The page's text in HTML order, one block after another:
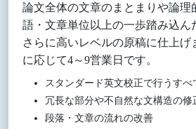
論文全体の文章のまとまりや論理
語・文章単位以上の一歩踏み込ん
さらに高いレベルの原稿に仕上げ
に応じて4～9営業日です。
スタンダード英文校正で行うす
冗長な部分や不自然な文構造の修
段落・文章の流れの改善